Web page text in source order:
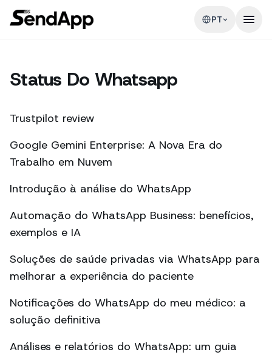
PT
Status Do Whatsapp
Trustpilot review
Google Gemini Enterprise: A Nova Era do
Trabalho em Nuvem
Introdução à análise do WhatsApp
Automação do WhatsApp Business: benefícios,
exemplos e IA
Soluções de saúde privadas via WhatsApp para
melhorar a experiência do paciente
Notificações do WhatsApp do meu médico: a
solução definitiva
Análises e relatórios do WhatsApp: um guia